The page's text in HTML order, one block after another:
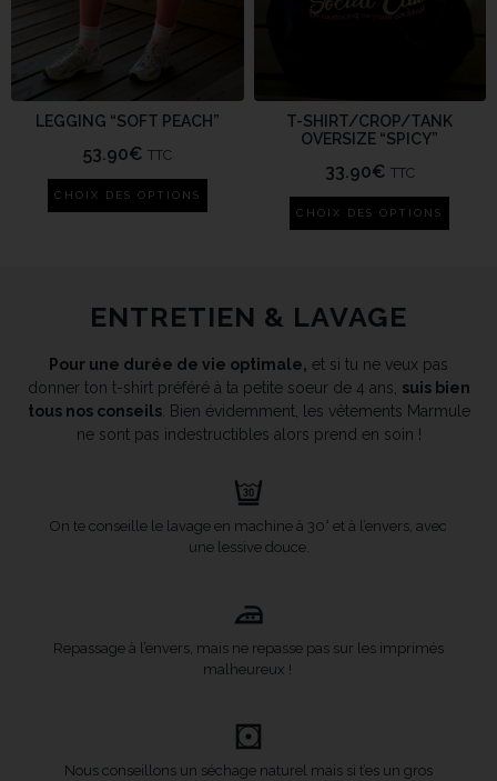
LEGGING “SOFT PEACH”
53.90€ TTC
CHOIX DES OPTIONS
T-SHIRT/CROP/TANK
OVERSIZE “SPICY”
33.90€ TTC
CHOIX DES OPTIONS
ENTRETIEN & LAVAGE
Pour une durée de vie optimale, et si tu ne veux pas
donner ton t-shirt préféré à ta petite soeur de 4 ans, suis bien
tous nos conseils. Bien évidemment, les vêtements Marmule
ne sont pas indestructibles alors prend en soin !
On te conseille le lavage en machine à 30° et à l’envers, avec
une lessive douce.
Repassage à l’envers, mais ne repasse pas sur les imprimés
malheureux !
Nous conseillons un séchage naturel mais si t’es un gros